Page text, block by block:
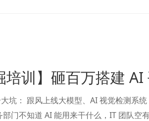
坑： 跟风上线大模型、AI 视觉检测系
门不知道 AI 能用来干什么，IT 团队空